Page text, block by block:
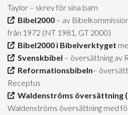
Taylor – skrev för sina barn
Bibel2000 – av
från 1972 (NT 1981, GT 2000)
Bibel2000 i Bibelverktyget
Svenskbibel – översättning av
Reformationsbibeln–
Receptus
Waldenströms översättning
Waldenströms översättning med